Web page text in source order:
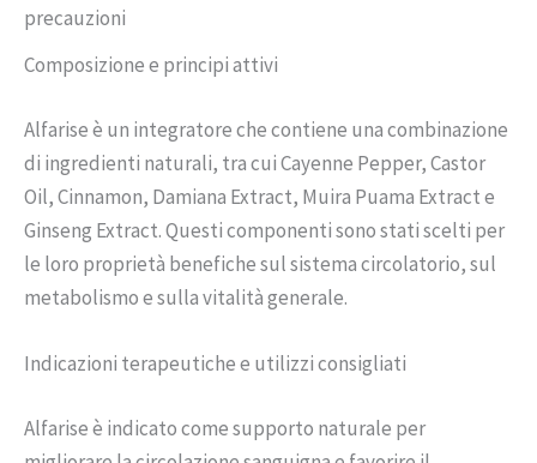
precauzioni
Composizione e principi attivi
Alfarise è un integratore che contiene una combinazione
di ingredienti naturali, tra cui Cayenne Pepper, Castor
Oil, Cinnamon, Damiana Extract, Muira Puama Extract e
Ginseng Extract. Questi componenti sono stati scelti per
le loro proprietà benefiche sul sistema circolatorio, sul
metabolismo e sulla vitalità generale.
Indicazioni terapeutiche e utilizzi consigliati
Alfarise è indicato come supporto naturale per